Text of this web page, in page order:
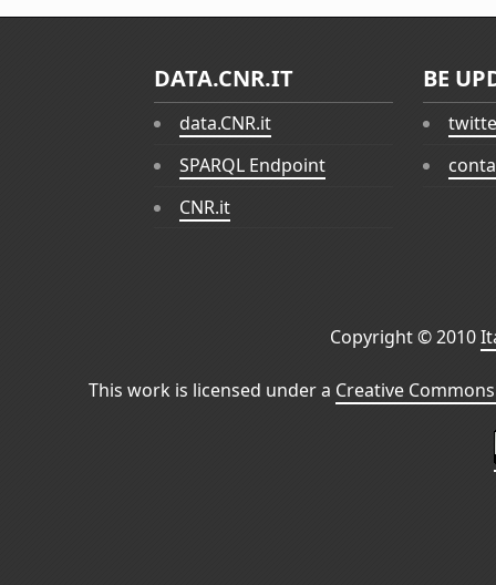
DATA.CNR.IT
data.CNR.it
SPARQL Endpoint
CNR.it
BE
Copyright © 2010
This work is licensed under a Creative